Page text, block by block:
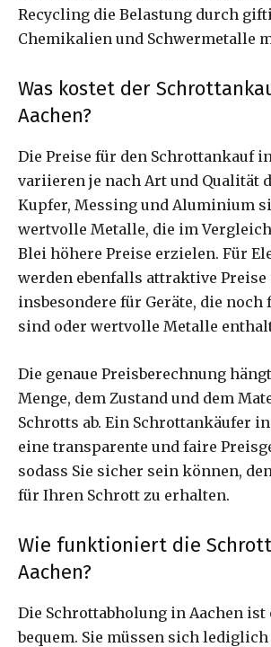
Recycling die Belastung durch
Chemikalien und Schwermetalle
Was kostet der
Aachen?
Die Preise für den Schrottankauf
variieren je nach Art und Qualität
Kupfer, Messing und Aluminium
wertvolle Metalle, die im
Blei höhere Preise erzielen. Für
werden ebenfalls attraktive Preise
insbesondere für Geräte, die
sind oder wertvolle Metalle
Die genaue Preisberechnung
Menge, dem Zustand und dem
Schrotts ab. Ein Schrottankäufer
eine transparente und faire
sodass Sie sicher sein können,
für Ihren Schrott zu erhalten.
Wie funktioniert die
Aachen?
Die Schrottabholung in Aachen ist
bequem. Sie müssen sich